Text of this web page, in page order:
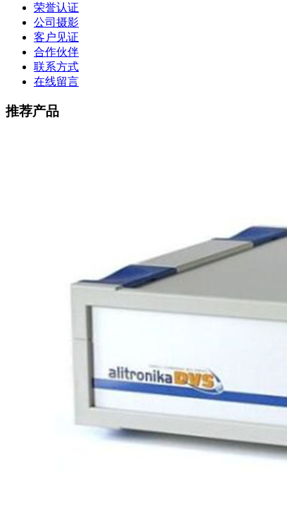
荣誉认证
公司摄影
客户见证
合作伙伴
联系方式
在线留言
推荐产品